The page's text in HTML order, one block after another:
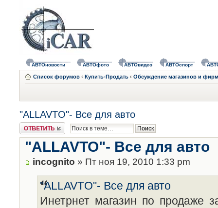
АВТОновости АВТОфото АВТОвидео АВТОспорт
Список форумов ‹ Купить-Продать ‹ Обсуждение магазинов и фирм
"ALLAVTO"- Все для авто
Ответить
"ALLAVTO"- Все для авто
incognito » Пт ноя 19, 2010 1:33 pm
"ALLAVTO"- Все для авто
Инетрнет магазин по продаже